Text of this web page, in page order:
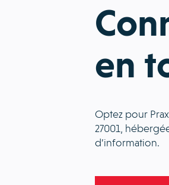
en
Optez pour
27001,
d’information.